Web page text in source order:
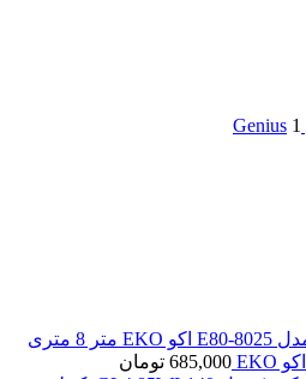
1
متر 8 متری
685,000 تومان